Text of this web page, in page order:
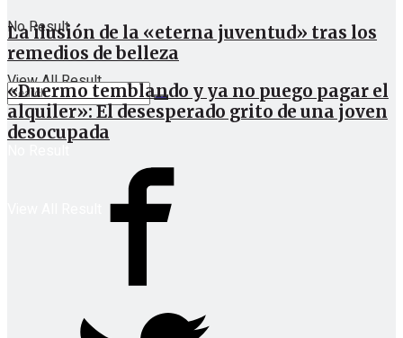
No Result
View All Result
La ilusión de la «eterna juventud» tras los
remedios de belleza
«Duermo temblando y ya no puego pagar el
alquiler»: El desesperado grito de una joven
desocupada